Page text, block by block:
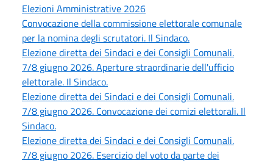
Elezioni Amministrative 2026
Convocazione della commissione elettorale comunale
per la nomina degli scrutatori. Il Sindaco.
Elezione diretta dei Sindaci e dei Consigli Comunali.
7/8 giugno 2026. Aperture straordinarie dell'ufficio
elettorale. Il Sindaco.
Elezione diretta dei Sindaci e dei Consigli Comunali.
7/8 giugno 2026. Convocazione dei comizi elettorali. Il
Sindaco.
Elezione diretta dei Sindaci e dei Consigli Comunali.
7/8 giugno 2026. Esercizio del voto da parte dei